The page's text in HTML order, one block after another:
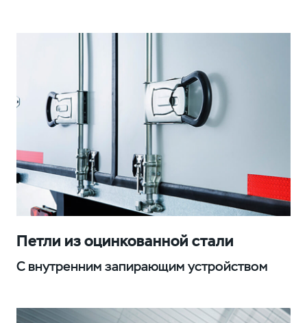
Петли из оцинкованной стали
С внутренним запирающим устройством